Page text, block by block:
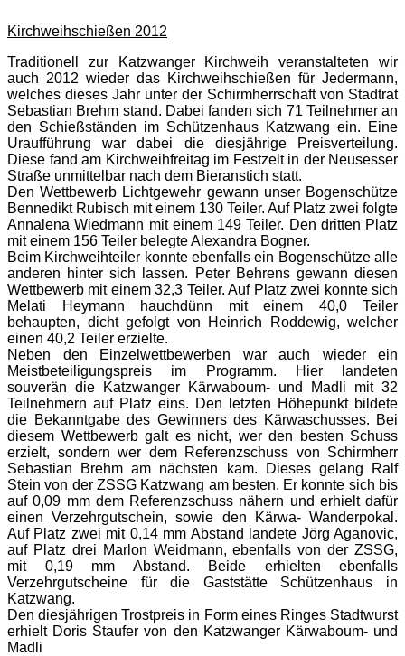
Kirchweihschießen 2012
Traditionell zur Katzwanger Kirchweih veranstalteten wir
auch 2012 wieder das Kirchweihschießen für Jedermann,
welches dieses Jahr unter der Schirmherrschaft von Stadtrat
Sebastian Brehm stand. Dabei fanden sich 71 Teilnehmer an
den Schießständen im Schützenhaus Katzwang ein. Eine
Uraufführung war dabei die diesjährige Preisverteilung.
Diese fand am Kirchweihfreitag im Festzelt in der Neusesser
Straße unmittelbar nach dem Bieranstich statt.
Den Wettbewerb Lichtgewehr gewann unser Bogenschütze
Bennedikt Rubisch mit einem 130 Teiler. Auf Platz zwei folgte
Annalena Wiedmann mit einem 149 Teiler. Den dritten Platz
mit einem 156 Teiler belegte Alexandra Bogner.
Beim Kirchweihteiler konnte ebenfalls ein Bogenschütze alle
anderen hinter sich lassen. Peter Behrens gewann diesen
Wettbewerb mit einem 32,3 Teiler. Auf Platz zwei konnte sich
Melati Heymann hauchdünn mit einem 40,0 Teiler
behaupten, dicht gefolgt von Heinrich Roddewig, welcher
einen 40,2 Teiler erzielte.
Neben den Einzelwettbewerben war auch wieder ein
Meistbeteiligungspreis im Programm. Hier landeten
souverän die Katzwanger Kärwaboum- und Madli mit 32
Teilnehmern auf Platz eins. Den letzten Höhepunkt bildete
die Bekanntgabe des Gewinners des Kärwaschusses. Bei
diesem Wettbewerb galt es nicht, wer den besten Schuss
erzielt, sondern wer dem Referenzschuss von Schirmherr
Sebastian Brehm am nächsten kam. Dieses gelang Ralf
Stein von der ZSSG Katzwang am besten. Er konnte sich bis
auf 0,09 mm dem Referenzschuss nähern und erhielt dafür
einen Verzehrgutschein, sowie den Kärwa- Wanderpokal.
Auf Platz zwei mit 0,14 mm Abstand landete Jörg Aganovic,
auf Platz drei Marlon Weidmann, ebenfalls von der ZSSG,
mit 0,19 mm Abstand. Beide erhielten ebenfalls
Verzehrgutscheine für die Gaststätte Schützenhaus in
Katzwang.
Den diesjährigen Trostpreis in Form eines Ringes Stadtwurst
erhielt Doris Staufer von den Katzwanger Kärwaboum- und
Madli